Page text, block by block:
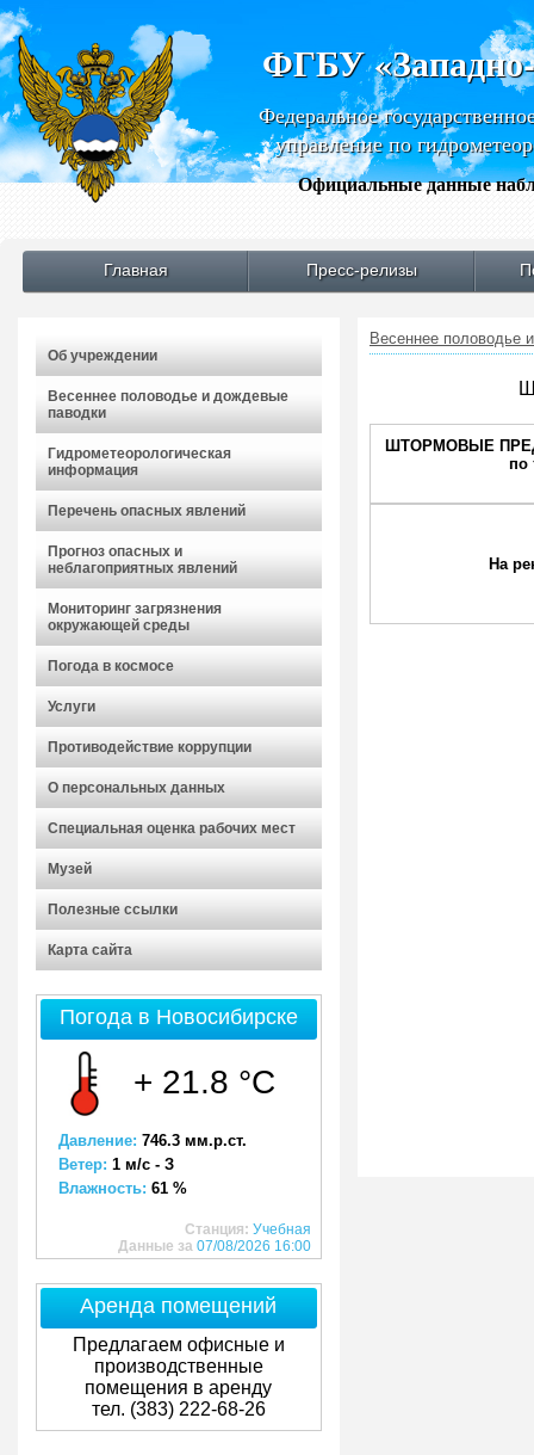
ФГБУ
Федеральное
управление по
Официальные данные
Главная Пресс-релизы
Об учреждении
Весеннее половодье и дождевые
паводки
Гидрометеорологическая
информация
Перечень опасных явлений
Прогноз опасных и
неблагоприятных явлений
Мониторинг загрязнения
окружающей среды
Погода в космосе
Услуги
Противодействие коррупции
О персональных данных
Специальная оценка рабочих мест
Музей
Полезные ссылки
Карта сайта
Погода в Новосибирске
+ 21.8 °C
Давление: 746.3 мм.р.ст.
Ветер: 1 м/с - З
Влажность: 61 %
Станция: Учебная
Данные за 07/08/2026 16:00
Аренда помещений
Предлагаем офисные и
производственные
помещения в аренду
тел. (383) 222-68-26
Весеннее половодье
ШТОРМОВЫЕ
по
На